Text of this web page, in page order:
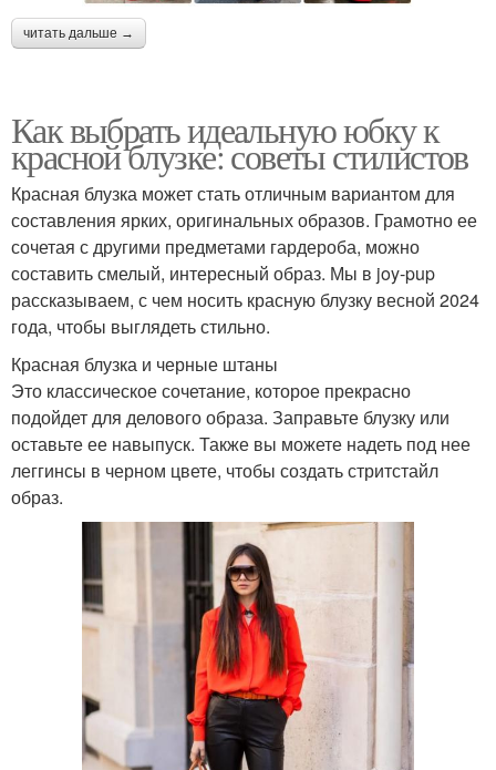
читать дальше →
Как выбрать идеальную юбку к
красной блузке: советы стилистов
Красная блузка может стать отличным вариантом для
составления ярких, оригинальных образов. Грамотно ее
сочетая с другими предметами гардероба, можно
составить смелый, интересный образ. Мы в joy-pup
рассказываем, с чем носить красную блузку весной 2024
года, чтобы выглядеть стильно.
Красная блузка и черные штаны
Это классическое сочетание, которое прекрасно
подойдет для делового образа. Заправьте блузку или
оставьте ее навыпуск. Также вы можете надеть под нее
леггинсы в черном цвете, чтобы создать стритстайл
образ.